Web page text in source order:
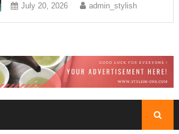
July 20, 2026 admin_stylish